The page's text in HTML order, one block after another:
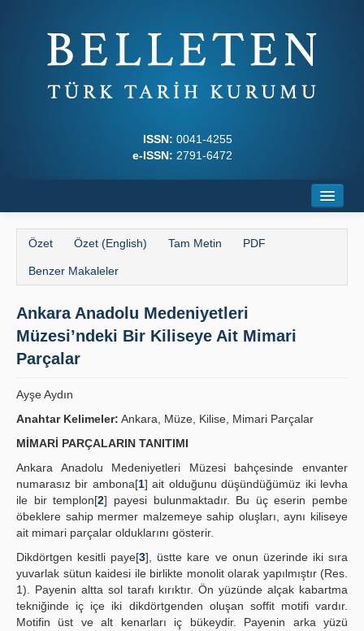
ISSN: 0041-4255
e-ISSN: 2791-6472
Dergi Kurulları
Yazım Kuralları
İlkeler
Kılavuzlar
İletişim
Özet Özet (English) Tam Metin PDF
Benzer Makaleler
Ankara Anadolu Medeniyetleri
Müzesi’ndeki Bir Kiliseye Ait Mimari
Parçalar
Ayşe Aydın
Anahtar Kelimeler: Ankara, Müze, Kilise, Mimari Parçalar
MİMARİ PARÇALARIN TANITIMI
Ankara Anadolu Medeniyetleri Müzesi bahçesinde envanter
numarasız bir ambona[1] ait olduğunu düşündüğümüz iki levha
ile bir templon[2] payesi bulunmaktadır. Bu üç eserin pembe
öbeklere sahip mermer malzemeye sahip oluşları, aynı kiliseye
ait mimari parçalar olduklarını gösterir.
Dikdörtgen kesitli paye[3], üstte kare ve onun üzerinde iki sıra
yuvarlak sütun kaidesi ile birlikte monolit olarak yapılmıştır (Res.
1). Payenin altta sol tarafı kırıktır. Ön yüzünde alçak kabartma
tekniğinde iç içe iki dikdörtgenden oluşan soffit motifi vardır.
Motifin üst ve alt kenarları iç bükeydir. Payenin arka yüzü